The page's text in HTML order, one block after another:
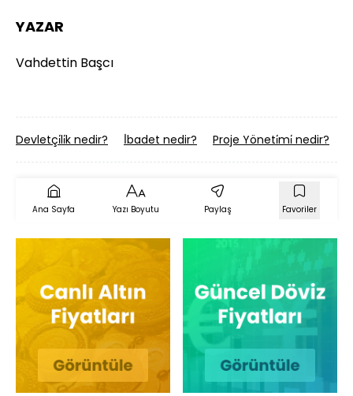
YAZAR
Vahdettin Başcı
Devletçi̇li̇k nedir? İ̇badet nedir? Proje Yöneti̇mi̇ nedir?
Ana Sayfa Yazı Boyutu Paylaş Favoriler